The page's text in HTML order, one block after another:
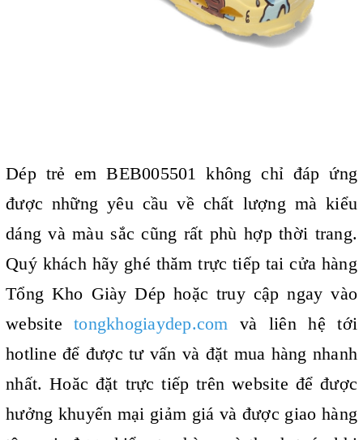
Dép trẻ em BEB005501 không chỉ đáp ứng
được những yêu cầu về chất lượng mà kiểu
dáng và màu sắc cũng rất phù hợp thời trang.
Quý khách hãy ghé thăm trực tiếp tai cửa hàng
Tổng Kho Giày Dép hoặc truy cập ngay vào
websitetongkhogiaydep.com và liên hệ tới
hotline để được tư vấn và đặt mua hàng nhanh
nhất. Hoăc đặt trực tiếp trên website để được
hưởng khuyến mại giảm giá và được giao hàng